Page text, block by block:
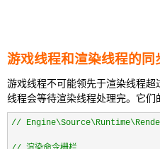
游戏线程和渲染线程的同
游戏线程不可能领先于渲染线程
线程会等待渲染线程处理完。它们
//